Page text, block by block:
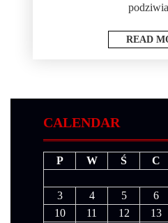
READ
CALENDAR
P W Ś C
3
4 5 6
10
11 12 13